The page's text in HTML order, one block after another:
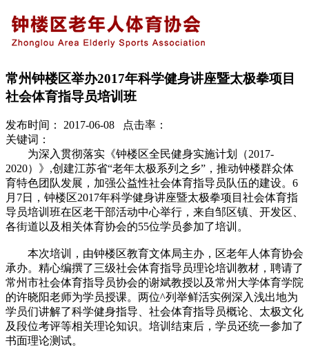
常州钟楼区举办2017年科学健身讲座暨太极拳项目
社会体育指导员培训班
发布时间： 2017-06-08 点击率：
关键词：
为深入贯彻落实《钟楼区全民健身实施计划（2017-
2020）》,创建江苏省“老年太极系列之乡”，推动钟楼群众体
育特色团队发展，加强公益性社会体育指导员队伍的建设。6
月7日，钟楼区2017年科学健身讲座暨太极拳项目社会体育指
导员培训班在区老干部活动中心举行，来自邹区镇、开发区、
各街道以及相关体育协会的55位学员参加了培训。
本次培训，由钟楼区教育文体局主办，区老年人体育协会
承办。精心编撰了三级社会体育指导员理论培训教材，聘请了
常州市社会体育指导员协会的谢斌教授以及常州大学体育学院
的许晓阳老师为学员授课。两位^列举鲜活实例深入浅出地为
学员们讲解了科学健身指导、社会体育指导员概论、太极文化
及段位考评等相关理论知识。培训结束后，学员还统一参加了
书面理论测试。